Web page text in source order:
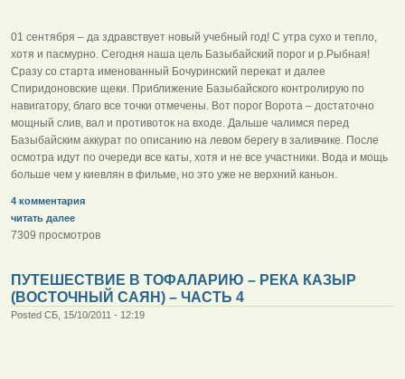
01 сентября – да здравствует новый учебный год! С утра сухо и тепло,
хотя и пасмурно. Сегодня наша цель Базыбайский порог и р.Рыбная!
Сразу со старта именованный Бочуринский перекат и далее
Спиридоновские щеки. Приближение Базыбайского контролирую по
навигатору, благо все точки отмечены. Вот порог Ворота – достаточно
мощный слив, вал и противоток на входе. Дальше чалимся перед
Базыбайским аккурат по описанию на левом берегу в заливчике. После
осмотра идут по очереди все каты, хотя и не все участники. Вода и мощь
больше чем у киевлян в фильме, но это уже не верхний каньон.
4 комментария
читать далее
7309 просмотров
ПУТЕШЕСТВИЕ В ТОФАЛАРИЮ – РЕКА КАЗЫР
(ВОСТОЧНЫЙ САЯН) – ЧАСТЬ 4
Posted СБ, 15/10/2011 - 12:19